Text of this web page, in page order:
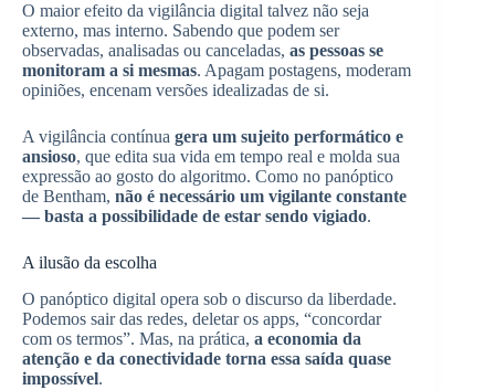
O maior efeito da vigilância digital talvez não seja
externo, mas interno. Sabendo que podem ser
observadas, analisadas ou canceladas, as pessoas se
monitoram a si mesmas. Apagam postagens, moderam
opiniões, encenam versões idealizadas de si.
A vigilância contínua gera um sujeito performático e
ansioso, que edita sua vida em tempo real e molda sua
expressão ao gosto do algoritmo. Como no panóptico
de Bentham, não é necessário um vigilante constante
— basta a possibilidade de estar sendo vigiado.
A ilusão da escolha
O panóptico digital opera sob o discurso da liberdade.
Podemos sair das redes, deletar os apps, “concordar
com os termos”. Mas, na prática, a economia da
atenção e da conectividade torna essa saída quase
impossível.